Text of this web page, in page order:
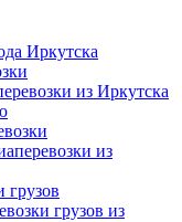
Иркутска
из Иркутска
из
грузов
грузов из